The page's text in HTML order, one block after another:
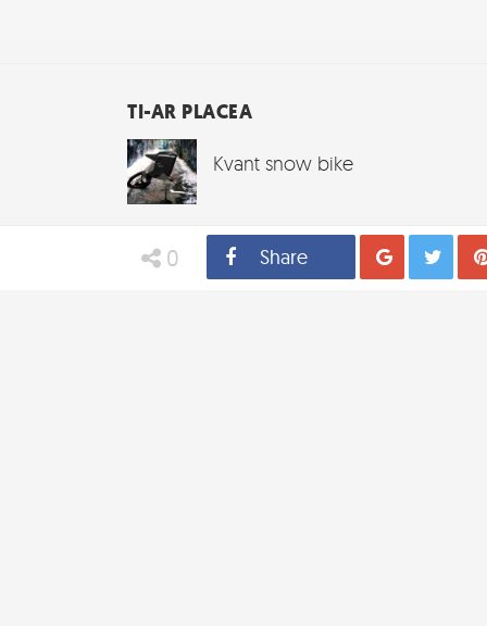
0 Share
TI-AR PLACEA
Kvant snow bike
Q5 Custom Concept